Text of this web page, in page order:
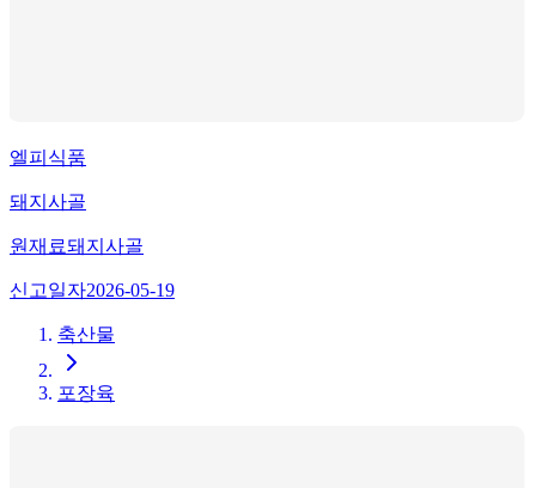
엘피식품
돼지사골
원재료돼지사골
신고일자2026-05-19
축산물
포장육